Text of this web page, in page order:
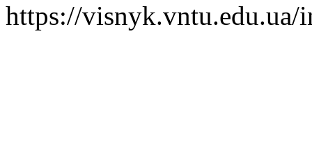
https://